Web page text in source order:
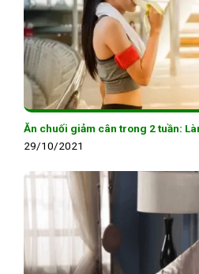
Ăn chuối giảm cân trong 2 tuần:
29/10/2021